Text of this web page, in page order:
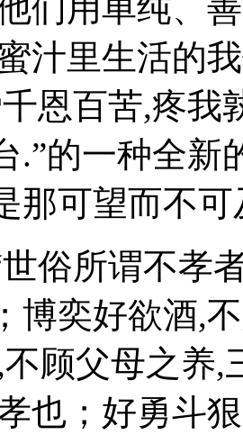
们用单纯、
汁里生活的
恩百苦,疼我
.”的一种全新
那可望而不
俗所谓不孝
博奕好欲酒,
顾父母之养
也；好勇斗